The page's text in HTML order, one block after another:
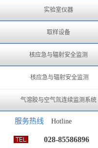
实验室仪器
取样设备
核应急与辐射安全监测
·核应急与辐射安全监测
气溶胶与空气氚连续监测系统
服务热线 Hotline
028-85586896